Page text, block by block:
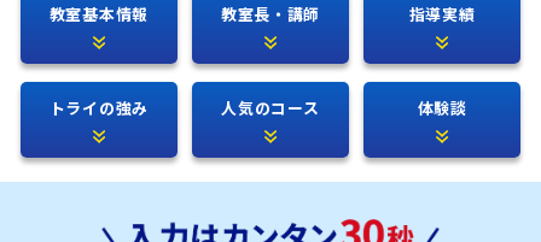
教室基本情報 教室長・講師 指導実績
トライの強み 人気のコース 体験談